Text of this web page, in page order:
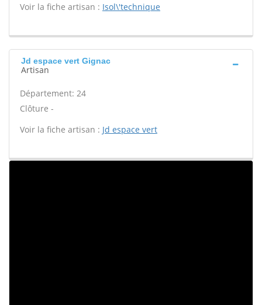
Voir la fiche artisan : Isol\'technique
Jd espace vert Gignac
Artisan
Département: 24
Clôture -
Voir la fiche artisan : Jd espace vert